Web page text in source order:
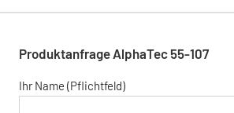
Produktanfrage AlphaTec 55-107
Ihr Name (Pflichtfeld)